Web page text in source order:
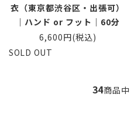
衣（東京都渋谷区・出張可）
｜ハンド or フット｜60分
6,600円(税込)
SOLD OUT
34商品中